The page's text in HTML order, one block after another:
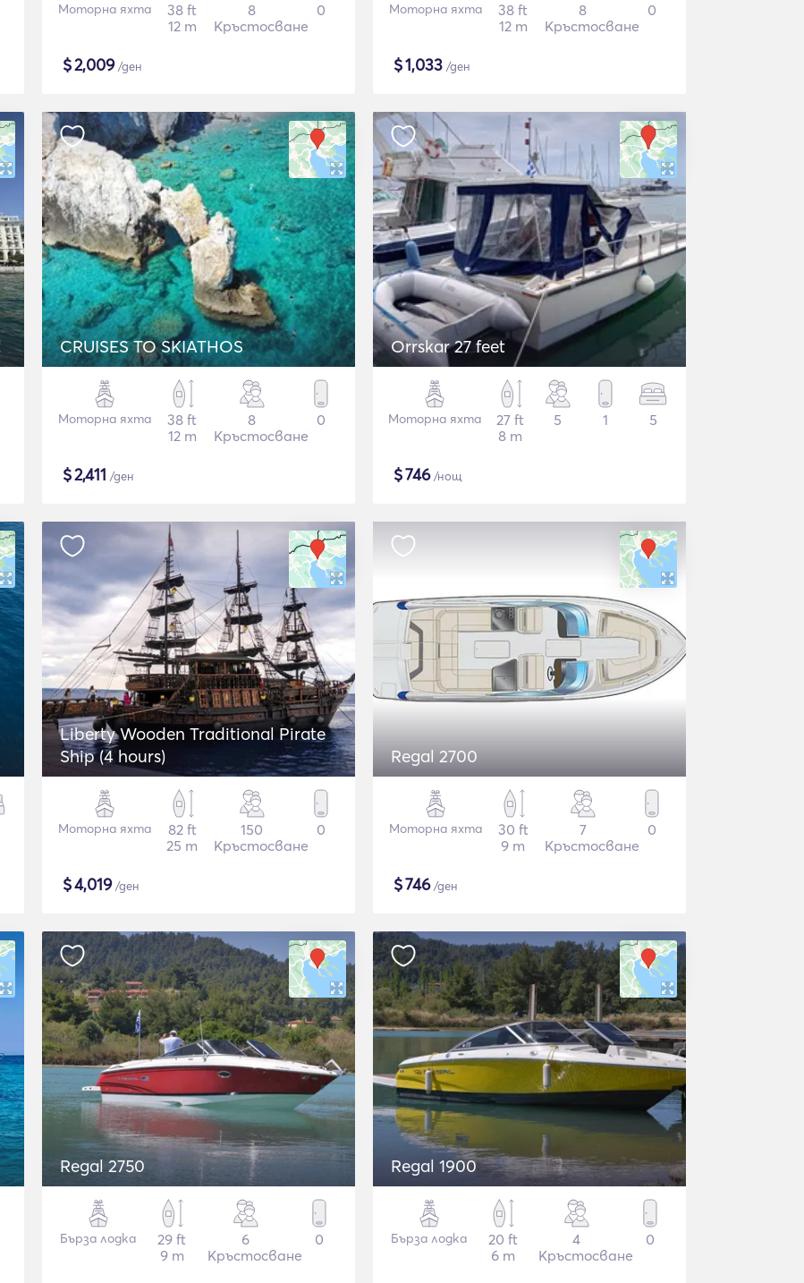
Моторна яхта
38 ft
12 m
8
Кръстосване
0
$2,009/ден
Моторна яхта
38 ft
12 m
8
Кръстосване
0
$1,033 /ден
CRUISES TO SKIATHOS
Моторна яхта
38 ft
12 m
8
Кръстосване
0
$2,411 /ден
Orrskar 27 feet
Моторна яхта
27 ft
8 m
5 1 5
$746/нощ
Liberty Wooden Traditional Pirate
Ship (4 hours)
Моторна яхта
82 ft
25 m
150
Кръстосване
0
$4,019/ден
Regal 2700
Моторна яхта
30 ft
9 m
7
Кръстосване
0
$746/ден
Regal 2750
Бърза лодка
29 ft
9 m
6
Кръстосване
0
Regal 1900
Бърза лодка
20 ft
6 m
4
Кръстосване
0